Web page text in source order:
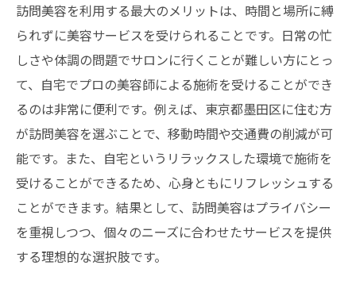
訪問美容を利用する最大のメリットは、時間と場所に縛
られずに美容サービスを受けられることです。日常の忙
しさや体調の問題でサロンに行くことが難しい方にとっ
て、自宅でプロの美容師による施術を受けることができ
るのは非常に便利です。例えば、東京都墨田区に住む方
が訪問美容を選ぶことで、移動時間や交通費の削減が可
能です。また、自宅というリラックスした環境で施術を
受けることができるため、心身ともにリフレッシュする
ことができます。結果として、訪問美容はプライバシー
を重視しつつ、個々のニーズに合わせたサービスを提供
する理想的な選択肢です。